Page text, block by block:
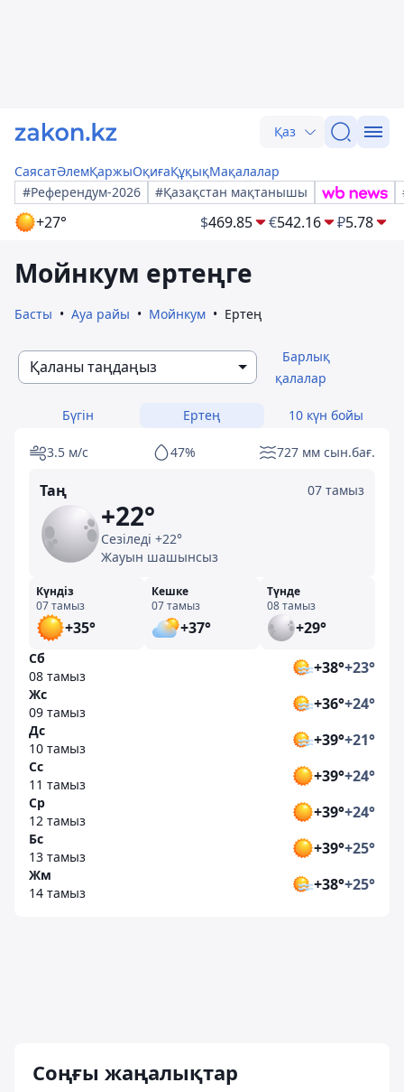
Қаз
СаясатӘлемҚаржыОқиғаҚұқықМақалалар
#Референдум-2026
#Қазақстан мақтанышы
+27° $469.85 €542.16 ₽5.78
Мойнкум ертеңге
Басты Ауа райы Мойнкум Ертең
Қаланы таңдаңыз
Барлық
қалалар
Бүгін Ертең 10 күн бойы
3.5 м/с 47% 727 мм сын.бағ.
Таң 07 тамыз
+22°
Сезіледі +22°
Жауын шашынсыз
Күндіз
07 тамыз
+35°
Кешке
07 тамыз
+37°
Түнде
08 тамыз
+29°
Сб
08 тамыз
+38°+23°
Жс
09 тамыз
+36°+24°
Дс
10 тамыз
+39°+21°
Сс
11 тамыз
+39°+24°
Ср
12 тамыз
+39°+24°
Бс
13 тамыз
+39°+25°
Жм
14 тамыз
+38°+25°
Соңғы жаңалықтар